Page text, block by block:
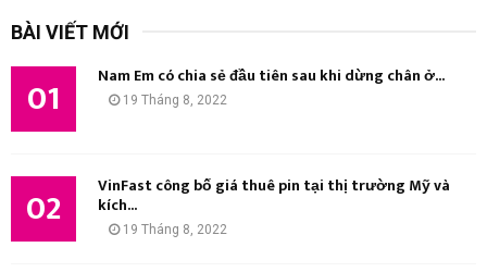
BÀI VIẾT MỚI
01 Nam Em có chia sẻ đầu tiên sau khi dừng chân ở...
19 Tháng 8, 2022
02 VinFast công bố giá thuê pin tại thị trường Mỹ và
kích...
19 Tháng 8, 2022